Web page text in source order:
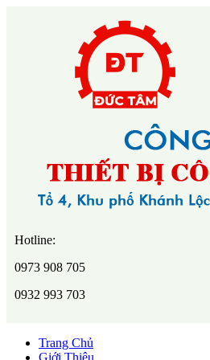
Hotline:
0973 908 705
0932 993 703
Trang Chủ
Giới Thiệu